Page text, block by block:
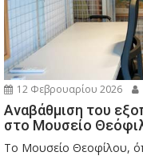
12 Φεβρουαρίου 2026
Αναβάθμιση του
στο Μουσείο
Το Μουσείο Θεοφίλου,